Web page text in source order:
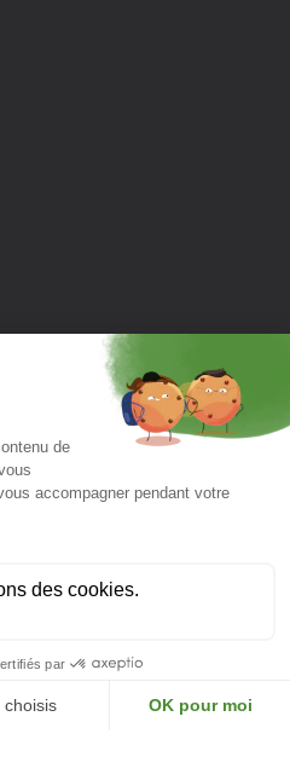
France, 92309
la